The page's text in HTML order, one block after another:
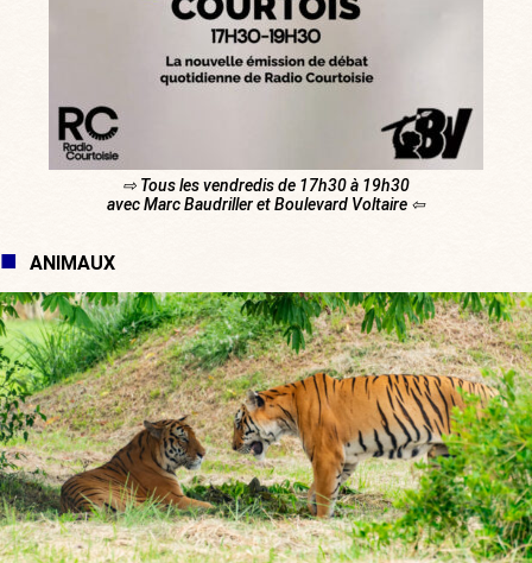
⇨ Tous les vendredis de 17h30 à 19h30
avec Marc Baudriller et Boulevard Voltaire ⇦
ANIMAUX